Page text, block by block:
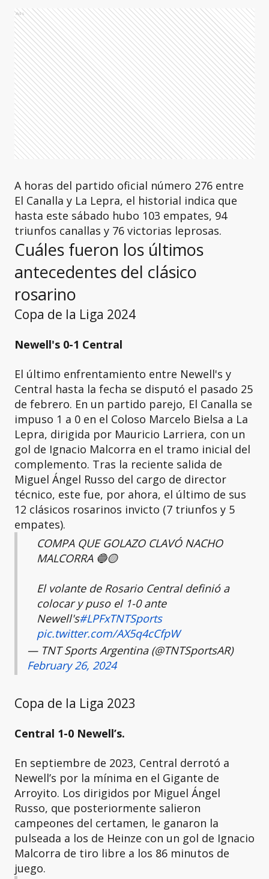
Ads
A horas del partido oficial número 276 entre
El Canalla y La Lepra, el historial indica que
hasta este sábado hubo 103 empates, 94
triunfos canallas y 76 victorias leprosas.
Cuáles fueron los últimos
antecedentes del clásico
rosarino
Copa de la Liga 2024
Newell's 0-1 Central
El último enfrentamiento entre Newell's y
Central hasta la fecha se disputó el pasado 25
de febrero. En un partido parejo, El Canalla se
impuso 1 a 0 en el Coloso Marcelo Bielsa a La
Lepra, dirigida por Mauricio Larriera, con un
gol de Ignacio Malcorra en el tramo inicial del
complemento. Tras la reciente salida de
Miguel Ángel Russo del cargo de director
técnico, este fue, por ahora, el último de sus
12 clásicos rosarinos invicto (7 triunfos y 5
empates).
COMPA QUE GOLAZO CLAVÓ NACHO
MALCORRA 🔵🟡
El volante de Rosario Central definió a
colocar y puso el 1-0 ante
Newell's#LPFxTNTSports
pic.twitter.com/AX5q4cCfpW
— TNT Sports Argentina (@TNTSportsAR)
February 26, 2024
Copa de la Liga 2023
Central 1-0 Newell’s.
En septiembre de 2023, Central derrotó a
Newell’s por la mínima en el Gigante de
Arroyito. Los dirigidos por Miguel Ángel
Russo, que posteriormente salieron
campeones del certamen, le ganaron la
pulseada a los de Heinze con un gol de Ignacio
Malcorra de tiro libre a los 86 minutos de
juego.